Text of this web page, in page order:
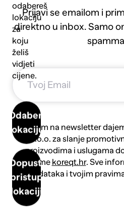
odabereš
lokaciju
za
koju
želiš
vidjeti
cijene.
Odaberi
lokaciju
Dopusti
pristup
lokaciji
Prijavi se emailom i
direktno u inbox. Samo
Prijavom na newsletter
d.o.o. za slanje
proizvodima i uslugama
platforme koreqt.hr. Sve
podataka i tvojim